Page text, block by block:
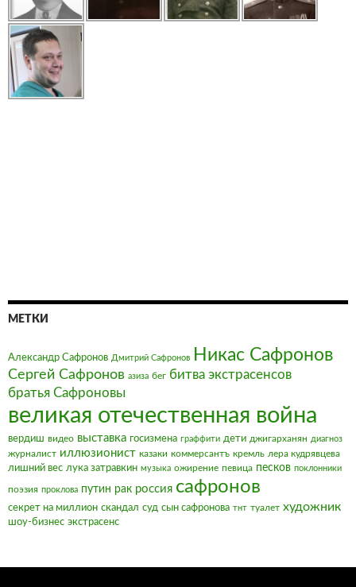
МЕТКИ
Александр Сафронов Дмитрий Сафронов Никас Сафронов
Сергей Сафронов азиза бег битва экстрасенсов
братья Сафроновы
великая отечественная война
вердиш видео выставка госизмена граффити дети джигарханян диагноз
журналист иллюзионист казаки коммерсантъ кремль лера кудрявцева
лишний вес лука затравкин музыка ожирение певица песков поклонники
поэзия проклова путин рак россия сафронов
секрет на миллион скандал суд сын сафронова тнт туалет художник
шоу-бизнес экстрасенс